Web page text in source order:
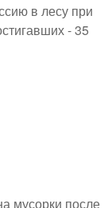
в лесу при
- 35
мусорки после